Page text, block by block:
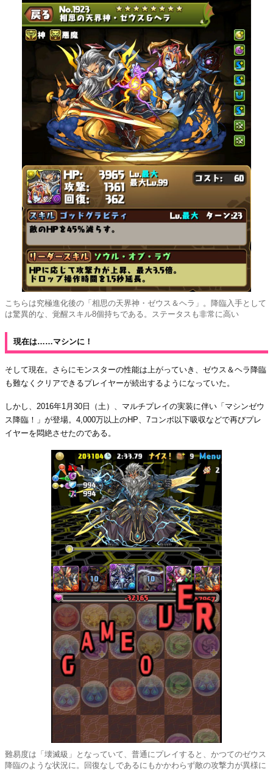
こちらは究極進化後の「相思の天界神・ゼウス＆ヘラ」。降臨入手として
は驚異的な、覚醒スキル8個持ちである。ステータスも非常に高い
現在は……マシンに！
そして現在。さらにモンスターの性能は上がっていき、ゼウス＆ヘラ降臨
も難なくクリアできるプレイヤーが続出するようになっていた。
しかし、2016年1月30日（土）、マルチプレイの実装に伴い「マシンゼウ
ス降臨！」が登場。4,000万以上のHP、7コンボ以下吸収などで再びプレ
イヤーを悶絶させたのである。
難易度は「壊滅級」となっていて、普通にプレイすると、かつてのゼウス
降臨のような状況に。回復なしであるにもかかわらず敵の攻撃力が異様に